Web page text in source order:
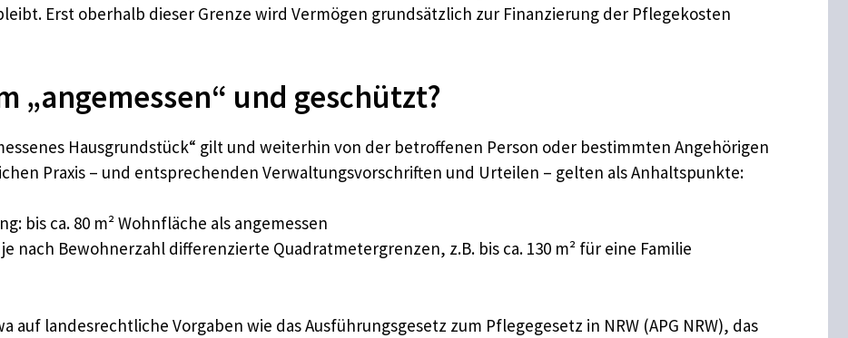
Erst oberhalb dieser Grenze wird Vermögen grundsätzlich zur Finanzierung der Pflegekosten
„angemessen“ und geschützt?
Hausgrundstück“ gilt und weiterhin von der betroffenen Person oder bestimmten Angehörigen
Praxis – und entsprechenden Verwaltungsvorschriften und Urteilen – gelten als Anhaltspunkte:
bis ca. 80 m² Wohnfläche als angemessen
nach Bewohnerzahl differenzierte Quadratmetergrenzen, z.B. bis ca. 130 m² für eine Familie
auf landesrechtliche Vorgaben wie das Ausführungsgesetz zum Pflegegesetz in NRW (APG NRW), das